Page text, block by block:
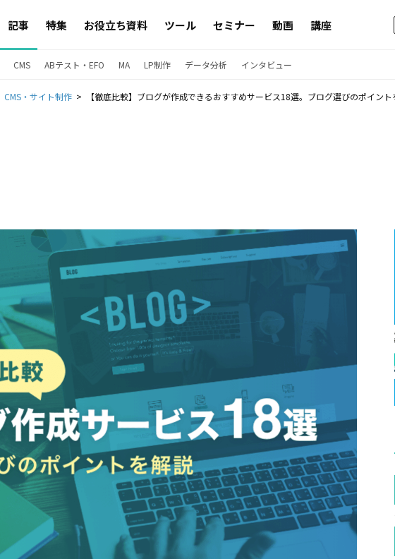
記事 特集 お役立ち資料 ツール セミナー 動画 講座
CMS ABテスト・EFO MA LP制作 データ分析 インタビュー
CMS・サイト制作 【徹底比較】ブログが作成できるおすすめサービス18選。ブログ選びのポイント